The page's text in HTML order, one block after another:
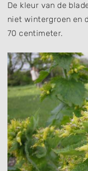
De kleur van de
niet wintergroen en
70 centimeter.